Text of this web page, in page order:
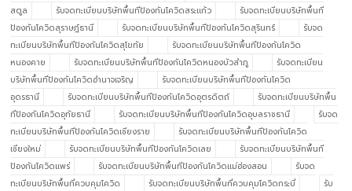
สตูล
รับจดทะเบียนบริษัทพื้นทีป้องกันโควิดสระแก้ว
รับจดทะเบียนบริษัทพื้นที
ป้องกันโควิดสุราษฎ์ธานี
รับจดทะเบียนบริษัทพื้นทีป้องกันโควิดสุรินทร์
รับจด
ทะเบียนบริษัทพื้นทีป้องกันโควิดสุโขทัย
รับจดทะเบียนบริษัทพื้นทีป้องกันโควิด
หนองคาย
รับจดทะเบียนบริษัทพื้นทีป้องกันโควิดหนองบัวลำภู
รับจดทะเบียน
บริษัทพื้นทีป้องกันโควิดอำนาจเจริญ
รับจดทะเบียนบริษัทพื้นทีป้องกันโควิด
อุดรธานี
รับจดทะเบียนบริษัทพื้นทีป้องกันโควิดอุตรดิตถ์
รับจดทะเบียนบริษัทพื้น
ทีป้องกันโควิดอุทัยธานี
รับจดทะเบียนบริษัทพื้นทีป้องกันโควิดอุบลราชธานี
รับจด
ทะเบียนบริษัทพื้นทีป้องกันโควิดเชียงราย
รับจดทะเบียนบริษัทพื้นทีป้องกันโควิด
เชียงใหม่
รับจดทะเบียนบริษัทพื้นทีป้องกันโควิดเลย
รับจดทะเบียนบริษัทพื้นที
ป้องกันโควิดแพร่
รับจดทะเบียนบริษัทพื้นทีป้องกันโควิดแม่ฮ่องสอน
รับจด
ทะเบียนบริษัทพื้นที่ควบคุมโควิด
รับจดทะเบียนบริษัทพื้นที่ควบคุมโควิดกระบี่
รับ